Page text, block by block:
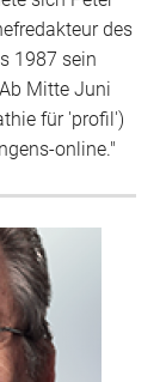
des
1987 sein
Mitte Juni
für 'profil')
online."